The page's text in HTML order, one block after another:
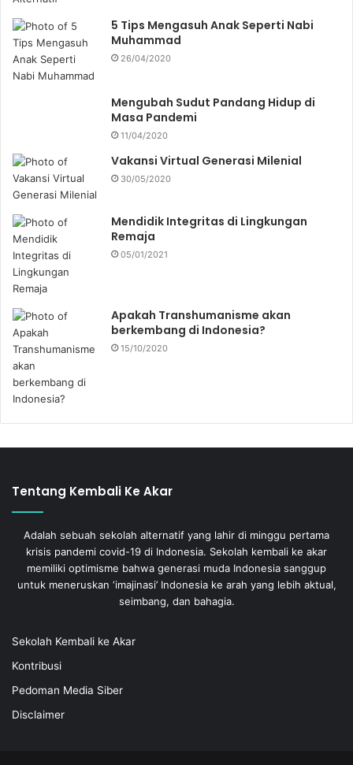
5 Tips Mengasuh Anak Seperti Nabi
Muhammad
26/04/2020
Mengubah Sudut Pandang Hidup di
Masa Pandemi
11/04/2020
Vakansi Virtual Generasi Milenial
30/05/2020
Mendidik Integritas di Lingkungan
Remaja
05/01/2021
Apakah Transhumanisme akan
berkembang di Indonesia?
15/10/2020
Tentang Kembali Ke Akar
Adalah sebuah sekolah alternatif yang lahir di minggu pertama
krisis pandemi covid-19 di Indonesia. Sekolah kembali ke akar
memiliki optimisme bahwa generasi muda Indonesia sanggup
untuk meneruskan ‘imajinasi’ Indonesia ke arah yang lebih aktual,
seimbang, dan bahagia.
Sekolah Kembali ke Akar
Kontribusi
Pedoman Media Siber
Disclaimer